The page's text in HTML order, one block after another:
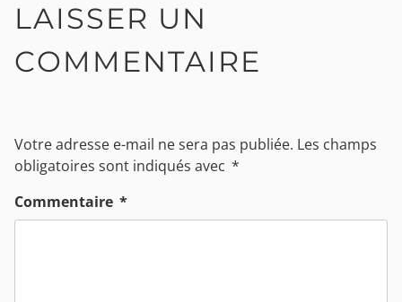
LAISSER UN
COMMENTAIRE
Votre adresse e-mail ne sera pas publiée. Les champs
obligatoires sont indiqués avec *
Commentaire *